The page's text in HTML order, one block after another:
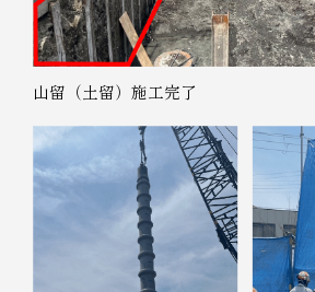
山留（土留）施工完了